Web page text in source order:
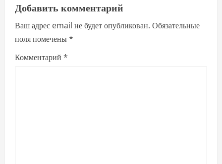
v
i
g
Добавить комментарий
Ваш адрес email не будет опубликован. Обязательные
поля помечены*
Комментарий *